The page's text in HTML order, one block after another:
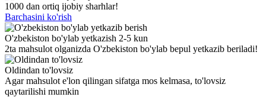
1000 dan ortiq ijobiy sharhlar!
Barchasini ko'rish
O'zbekiston bo'ylab yetkazish 2-5 kun
2ta mahsulot olganizda O'zbekiston bo'ylab bepul yetkazib beriladi!
Oldindan to'lovsiz
Agar mahsulot e'lon qilingan sifatga mos kelmasa, to'lovsiz
qaytarilishi mumkin